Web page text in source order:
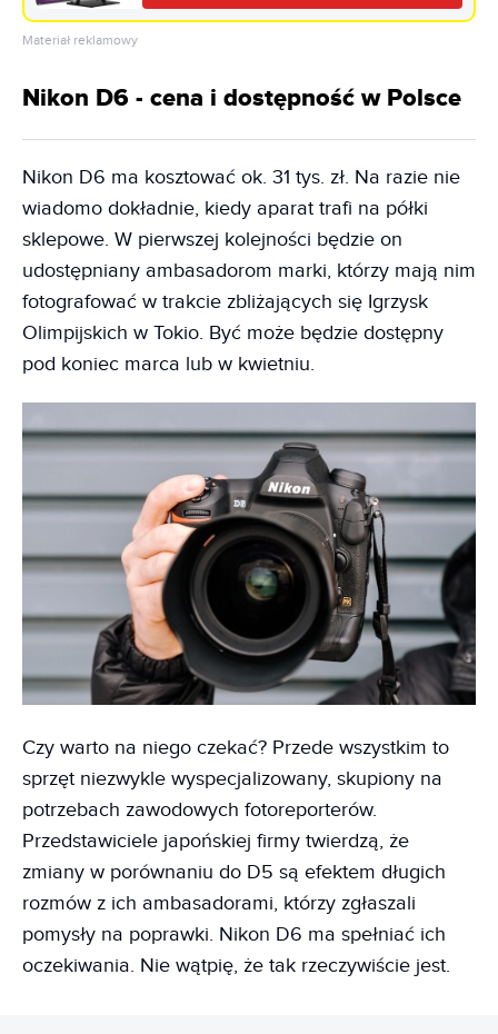
Materiał reklamowy
Nikon D6 - cena i dostępność w Polsce
Nikon D6 ma kosztować ok. 31 tys. zł. Na razie nie
wiadomo dokładnie, kiedy aparat trafi na półki
sklepowe. W pierwszej kolejności będzie on
udostępniany ambasadorom marki, którzy mają nim
fotografować w trakcie zbliżających się Igrzysk
Olimpijskich w Tokio. Być może będzie dostępny
pod koniec marca lub w kwietniu.
Czy warto na niego czekać? Przede wszystkim to
sprzęt niezwykle wyspecjalizowany, skupiony na
potrzebach zawodowych fotoreporterów.
Przedstawiciele japońskiej firmy twierdzą, że
zmiany w porównaniu do D5 są efektem długich
rozmów z ich ambasadorami, którzy zgłaszali
pomysły na poprawki. Nikon D6 ma spełniać ich
oczekiwania. Nie wątpię, że tak rzeczywiście jest.